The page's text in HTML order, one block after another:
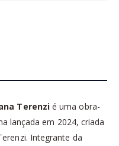
Terenzié uma obra-
lançada em 2024, criada
Integrante da